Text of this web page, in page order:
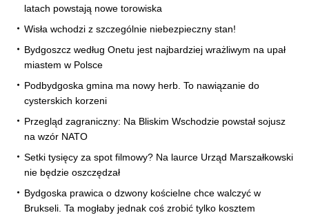
latach powstają nowe torowiska
Wisła wchodzi z szczególnie niebezpieczny stan!
Bydgoszcz według Onetu jest najbardziej wrażliwym na upał
miastem w Polsce
Podbydgoska gmina ma nowy herb. To nawiązanie do
cysterskich korzeni
Przegląd zagraniczny: Na Bliskim Wschodzie powstał sojusz
na wzór NATO
Setki tysięcy za spot filmowy? Na laurce Urząd Marszałkowski
nie będzie oszczędzał
Bydgoska prawica o dzwony kościelne chce walczyć w
Brukseli. Ta mogłaby jednak coś zrobić tylko kosztem